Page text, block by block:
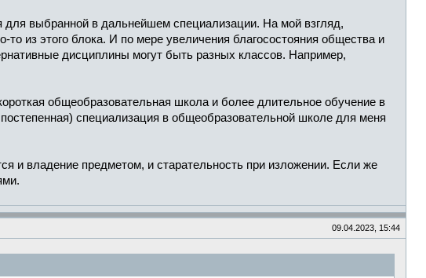
для выбранной в дальнейшем специализации. На мой взгляд,
из этого блока. И по мере увеличения благосостояния общества и
дисциплины могут быть разных классов. Например,
общеобразовательная школа и более длительное обучение в
специализация в общеобразовательной школе для меня
и владение предметом, и старательность при изложении. Если же
09.04.2023, 15:44